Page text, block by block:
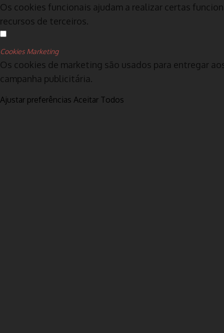
Os cookies funcionais ajudam a realizar certas
recursos de terceiros.
Cookies Marketing
Os cookies de marketing são usados para entregar
campanha publicitária.
Ajustar preferências Aceitar Todos